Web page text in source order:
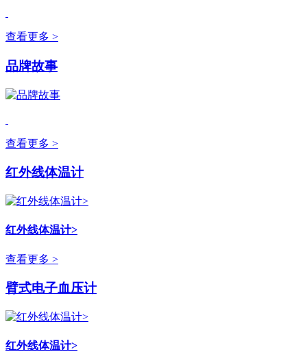
查看更多 >
品牌故事
查看更多 >
红外线体温计
红外线体温计>
查看更多 >
臂式电子血压计
红外线体温计>